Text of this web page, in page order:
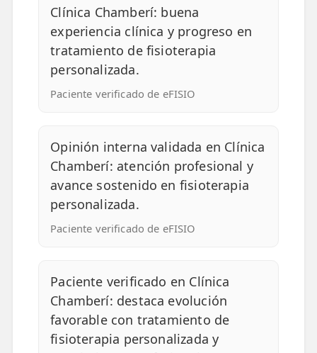
Clínica Chamberí: buena
experiencia clínica y progreso en
tratamiento de fisioterapia
personalizada.
Paciente verificado de eFISIO
Opinión interna validada en Clínica
Chamberí: atención profesional y
avance sostenido en fisioterapia
personalizada.
Paciente verificado de eFISIO
Paciente verificado en Clínica
Chamberí: destaca evolución
favorable con tratamiento de
fisioterapia personalizada y